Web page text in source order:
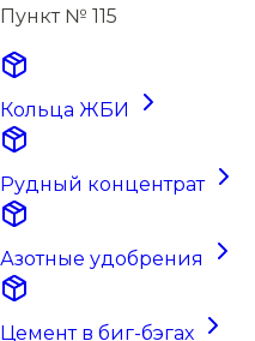
Пункт № 115
Кольца ЖБИ
Рудный концентрат
Азотные удобрения
Цемент в биг-бэгах